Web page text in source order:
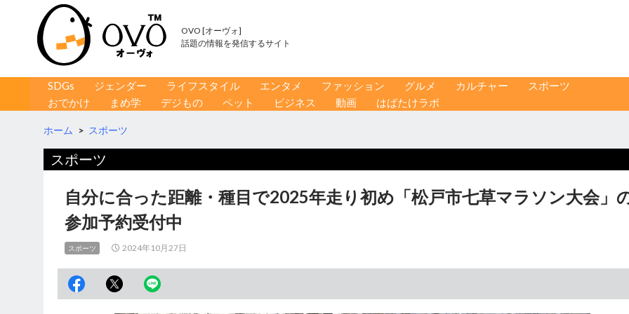
OVO [オーヴォ]
話題の情報を発信するサイト
コンテンツへ移動
SDGs ジェンダー ライフスタイル エンタメ ファッション グルメ カルチャー
スポーツ
おでかけ
まめ学 デジもの ペット ビジネス 動画 はばたけラボ
ホーム > スポーツ
スポーツ
自分に合った距離・種目で2025年走り初め「松戸市七草マラソン大会」
参加予約受付中
スポーツ 2024年10月27日